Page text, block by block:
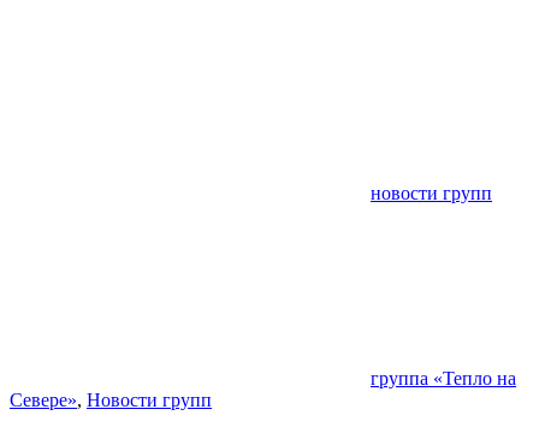
новости групп
группа «Тепло на
Севере», Новости групп